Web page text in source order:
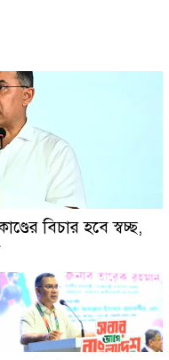
বিচার হবে স্বচ্ছ,